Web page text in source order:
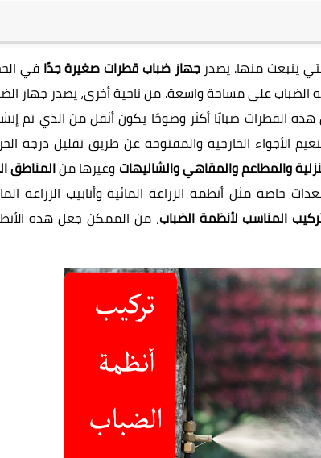
ينبعث منها. يصدر جهاز ضباب قطرات صغيرة جدًا في
على مساحة واسعة. من ناحية أخرى، يصدر جهاز
القطرات ضبابًا أكثر وضوحًا يكون أثقل من الذي تم
الأجواء الخارجية والمفتوحة عن طريق تقليل درجة
والمطاعم والمقاهي والشاليهاتوغيرها منالمناطق
خاصة مثل أنظمة الزراعة المائية وأنابيب الزراعة
المناسب لأنظمة الضباب، من الممكن جعل هذه